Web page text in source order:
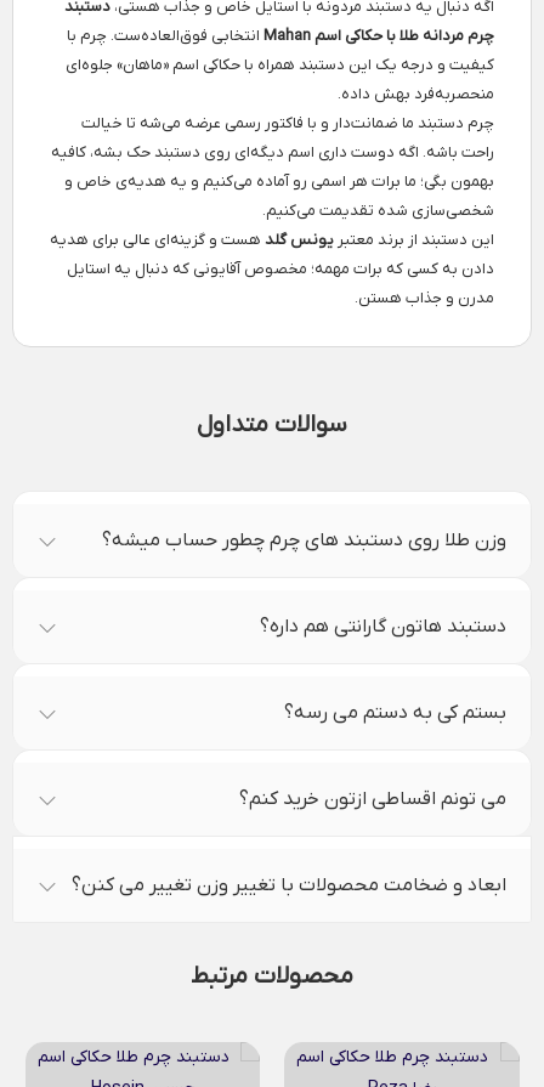
اگه دنبال یه دستبند مردونه با استایل خاص و جذاب هستی، دستبند
چرم مردانه طلا با حکاکی اسم Mahan
انتخابی فوق‌العاده‌ست. چرم با
کیفیت و درجه یک این دستبند همراه با حکاکی اسم «ماهان» جلوه‌ای
منحصربه‌فرد بهش داده.
چرم دستبند ما ضمانت‌دار و با فاکتور رسمی عرضه می‌شه تا خیالت
راحت باشه. اگه دوست داری اسم دیگه‌ای روی دستبند حک بشه، کافیه
بهمون بگی؛ ما برات هر اسمی رو آماده می‌کنیم و یه هدیه‌ی خاص و
شخصی‌سازی شده تقدیمت می‌کنیم.
این دستبند از برند معتبر یونس گلد هست و گزینه‌ای عالی برای هدیه
دادن به کسی که برات مهمه؛ مخصوص آقایونی که دنبال یه استایل
مدرن و جذاب هستن.
سوالات متداول
وزن طلا روی دستبند های چرم چطور حساب میشه؟
دستبند هاتون گارانتی هم داره؟
بستم کی به دستم می رسه؟
می تونم اقساطی ازتون خرید کنم؟
ابعاد و ضخامت محصولات با تغییر وزن تغییر می کنن؟
محصولات مرتبط